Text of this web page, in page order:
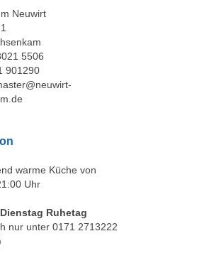
Neuwirt
5506
901290
warme Küche von
Uhr
Ruhetag
nur unter 0171 2713222